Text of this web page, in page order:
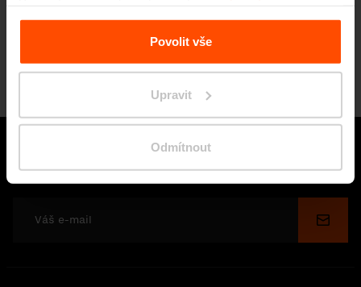
osobních údajů.
Povolit vše
Upravit
Odmítnout
Zůstaňte s námi ve spojení